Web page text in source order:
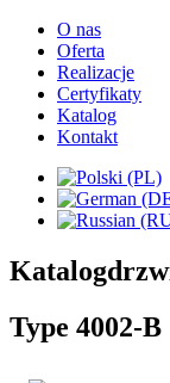
O nas
Oferta
Realizacje
Certyfikaty
Katalog
Kontakt
Katalog
Type 4002-B